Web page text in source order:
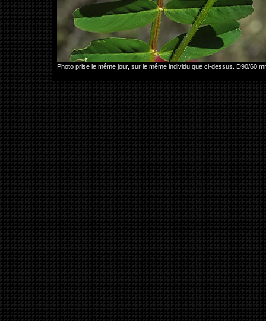
Photo prise le même jour, sur le même individu que ci-dessus. D90/60